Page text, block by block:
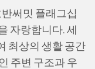
써밋 플래그십
자랑합니다. 세
최상의 생활 공간
주변 구조과 우